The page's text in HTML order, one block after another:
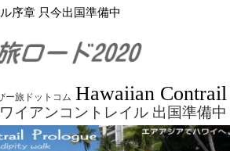
序章 只今出国準備中
ー旅ドットコム Hawaiian Contrail
イアンコントレイル 出国準備中